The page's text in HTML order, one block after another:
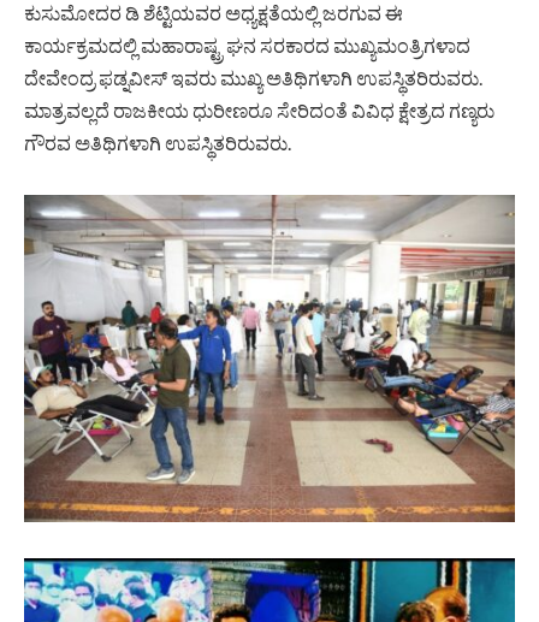
ಕುಸುಮೋದರ ಡಿ ಶೆಟ್ಟಿಯವರ ಅಧ್ಯಕ್ಷತೆಯಲ್ಲಿ ಜರಗುವ ಈ
ಕಾರ್ಯಕ್ರಮದಲ್ಲಿ ಮಹಾರಾಷ್ಟ್ರ ಘನ ಸರಕಾರದ ಮುಖ್ಯಮಂತ್ರಿಗಳಾದ
ದೇವೇಂದ್ರ ಫಡ್ನವೀಸ್ ಇವರು ಮುಖ್ಯ ಅತಿಥಿಗಳಾಗಿ ಉಪಸ್ಥಿತರಿರುವರು.
ಮಾತ್ರವಲ್ಲದೆ ರಾಜಕೀಯ ಧುರೀಣರೂ ಸೇರಿದಂತೆ ವಿವಿಧ ಕ್ಷೇತ್ರದ ಗಣ್ಯರು
ಗೌರವ ಅತಿಥಿಗಳಾಗಿ ಉಪಸ್ಥಿತರಿರುವರು.